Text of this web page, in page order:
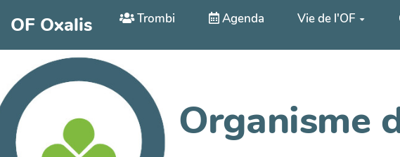
Aller au contenu principal
OF Oxalis Trombi Agenda Vie de l'OF
Organisme